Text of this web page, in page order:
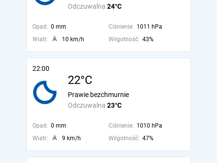
Odczuwalna 24°C
Opad: 0 mm Ciśnienie: 1011 hPa
Wiatr:
10 km/h Wilgotność: 43%
22:00
22°C
Odczuwalna 23°C
Prawie bezchmurnie
Opad: 0 mm Ciśnienie: 1010 hPa
Wiatr:
9 km/h Wilgotność: 47%